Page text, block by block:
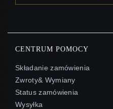
CENTRUM POMOCY
Składanie zamówienia
Zwroty& Wymiany
Status zamówienia
Wysyłka